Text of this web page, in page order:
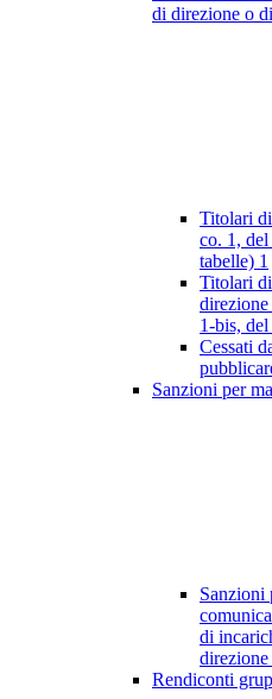
di direzione o
Titolari
co. 1,
tabelle) 1
Titolari
1-bis,
Cessati
Sanzioni per
Sanzioni
di
Rendiconti